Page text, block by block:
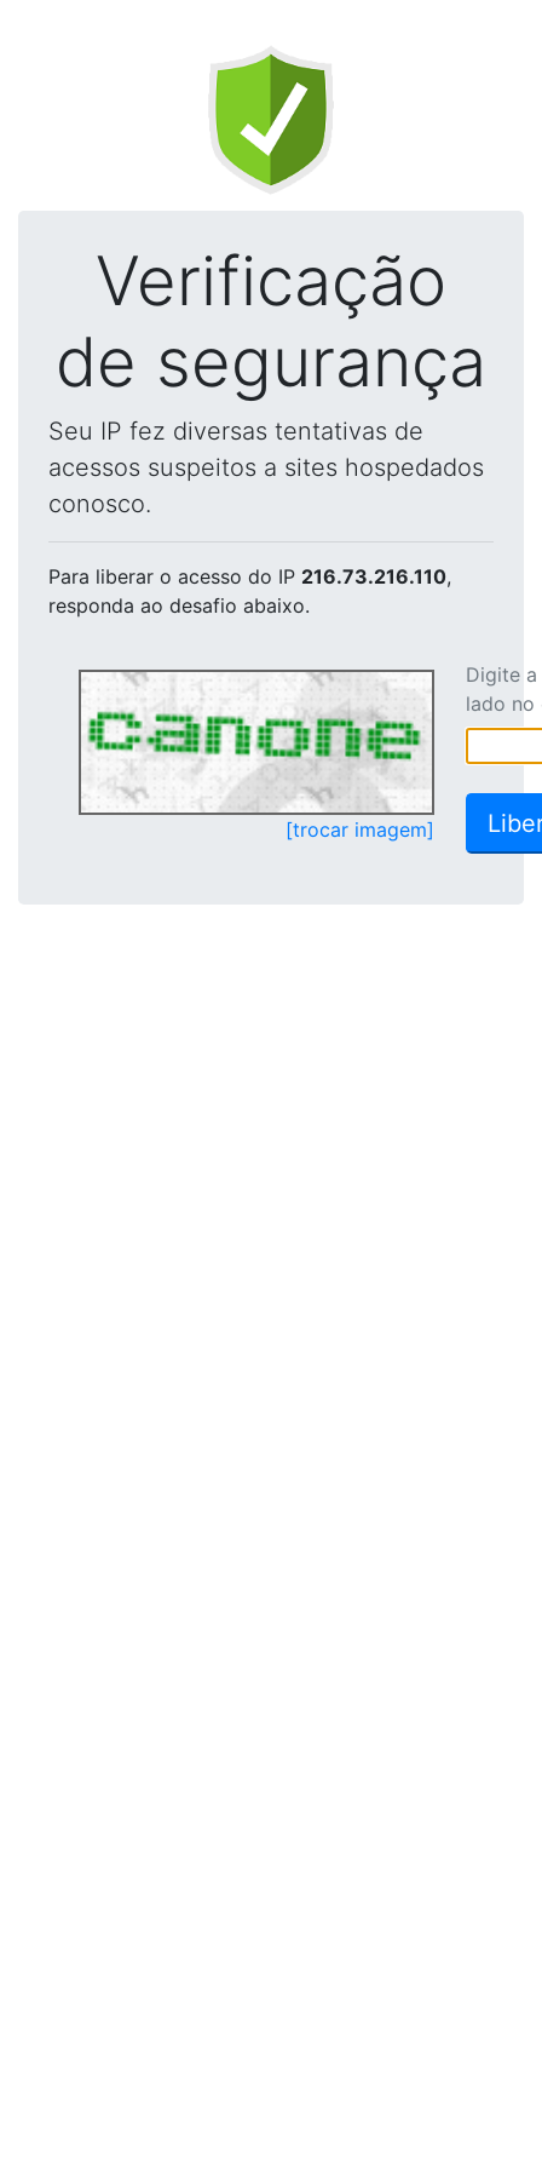
Verificação
de segurança
Seu IP fez diversas tentativas de
acessos suspeitos a sites hospedados
conosco.
Para liberar o acesso do IP 216.73.216.110,
responda ao desafio abaixo.
[trocar imagem]
Digite
lado no